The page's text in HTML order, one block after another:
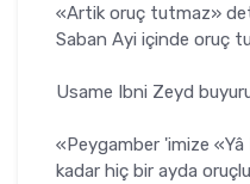
«Artik oruç tutmaz»
Saban Ayi içinde oruç
Usame Ibni Zeyd
«Peygamber 'imize «Yâ
kadar hiç bir ayda